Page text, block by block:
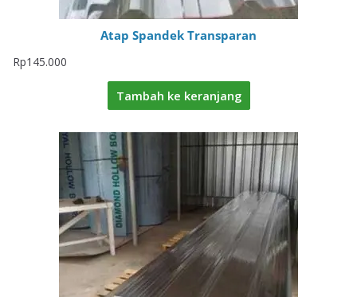
Atap Spandek Transparan
Rp145.000
Tambah ke keranjang